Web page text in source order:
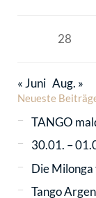
28
« Juni Aug. »
Neueste
TANGO
30.01. –
Die
Tango